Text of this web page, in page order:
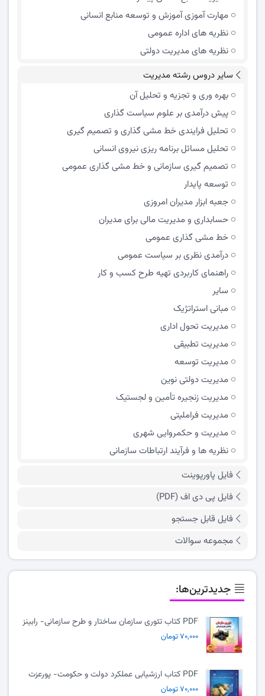
مهارت آموزی آموزش و توسعه منابع انسانی
نظریه های اداره عمومی
نظریه های مدیریت دولتی
سایر دروس رشته مدیریت
بهره وری و تجزیه و تحلیل آن
پیش درآمدی بر علوم سیاست گذاری
تحلیل فرایندی خط مشی گذاری و تصمیم گیری
تحلیل مسائل برنامه ریزی نیروی انسانی
تصمیم گیری سازمانی و خط مشی گذاری عمومی
توسعه پایدار
جعبه ابزار مدیران امروزی
حسابداری و مدیریت مالی برای مدیران
خط مشی گذاری عمومی
درآمدی نظری بر سیاست عمومی
راهنمای کاربردی تهیه طرح کسب و کار
سایر
مبانی استراتژیک
مدیریت تحول اداری
مدیریت تطبیقی
مدیریت توسعه
مدیریت دولتی نوین
مدیریت زنجیره تأمین و لجستیک
مدیریت فراملیتی
مدیریت و حکمروایی شهری
نظریه ها و فرآیند ارتباطات سازمانی
فایل پاورپوینت
فایل پی دی اف (PDF)
فایل قابل جستجو
مجموعه سوالات
جدیدترین‌ها:
PDF کتاب تئوری سازمان ساختار و طرح سازمانی- رابینز
۷۰,۰۰۰ تومان
PDF کتاب ارزشیابی عملکرد دولت و حکومت- پورعزت
۷۰,۰۰۰ تومان